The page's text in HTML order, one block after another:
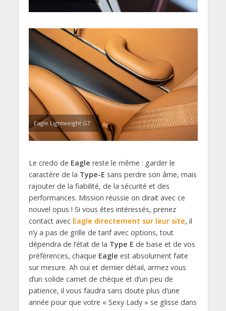
Eagle Lightweight GT
Le credo de Eagle reste le même : garder le
caractère de la Type-E sans perdre son âme, mais
rajouter de la fiabilité, de la sécurité et des
performances. Mission réussie on dirait avec ce
nouvel opus ! Si vous êtes intéressés, prenez
contact avec Eagle directement sur leur site, il
n’y a pas de grille de tarif avec options, tout
dépendra de l’état de la Type E de base et de vos
préférences, chaque Eagle est absolument faite
sur mesure. Ah oui et dernier détail, armez vous
d’un solide carnet de chèque et d’un peu de
patience, il vous faudra sans doute plus d’une
année pour que votre « Sexy Lady » se glisse dans